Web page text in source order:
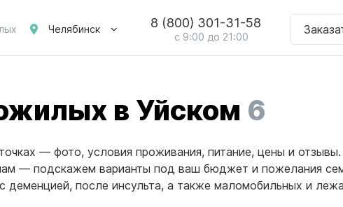
Челябинск 8 (800) 301-31-58
с 9:00 до 21:00
в Уйском 6
— фото, условия проживания, питание, цены и
— подскажем варианты под ваш бюджет и пожелания
после инсульта, а также маломобильных и